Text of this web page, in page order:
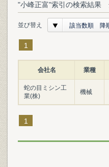
"小峰正富"索引の検索結
並び替え 該当数順 降
1
会社名 業種
蛇の目ミシン工
業(株)
機械
1